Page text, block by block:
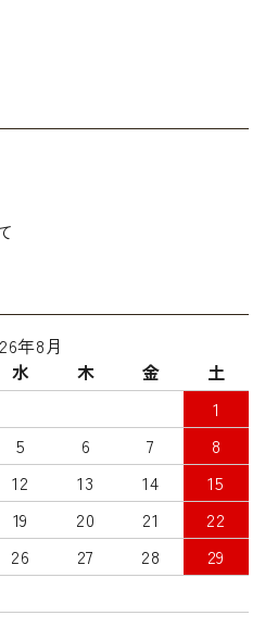
年8月
水 木 金
土
1
5 6 7
8
12 13 14
15
19 20 21
22
26 27 28
29